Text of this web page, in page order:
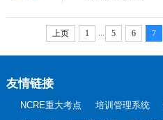
上页 1 5 6 7
友情链接
NCRE重大考点 培训管理系统